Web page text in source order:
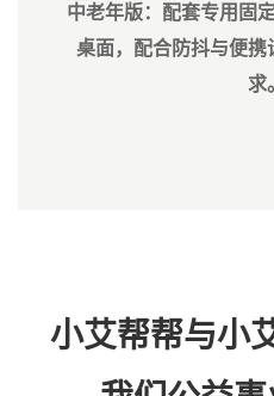
中老年版：配套专用固
桌面，配合防抖与便
求
小艾帮帮与小